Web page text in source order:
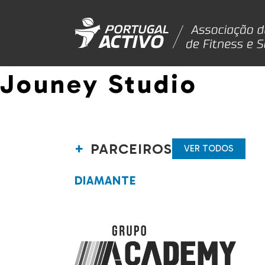
Jouney Studio
PARCEIROS VER TODOS
DIAMANTE